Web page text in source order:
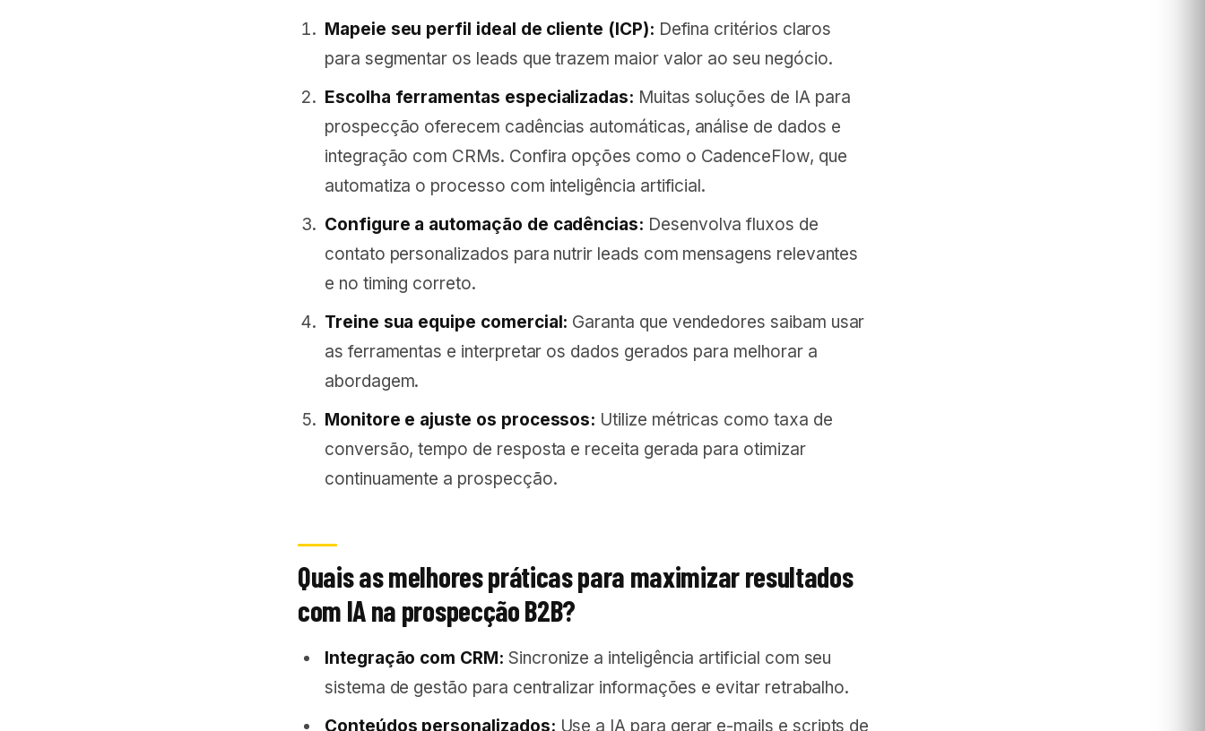
Mapeie seu perfil ideal de cliente (ICP): Defina critérios claros
para segmentar os leads que trazem maior valor ao seu negócio.
Escolha ferramentas especializadas: Muitas soluções de IA para
prospecção oferecem cadências automáticas, análise de dados e
integração com CRMs. Confira opções como o CadenceFlow, que
automatiza o processo com inteligência artificial.
Configure a automação de cadências: Desenvolva fluxos de
contato personalizados para nutrir leads com mensagens relevantes
e no timing correto.
Treine sua equipe comercial: Garanta que vendedores saibam usar
as ferramentas e interpretar os dados gerados para melhorar a
abordagem.
Monitore e ajuste os processos: Utilize métricas como taxa de
conversão, tempo de resposta e receita gerada para otimizar
continuamente a prospecção.
Quais as melhores práticas para maximizar resultados
com IA na prospecção B2B?
Integração com CRM: Sincronize a inteligência artificial com seu
sistema de gestão para centralizar informações e evitar retrabalho.
Conteúdos personalizados: Use a IA para gerar e-mails e scripts de